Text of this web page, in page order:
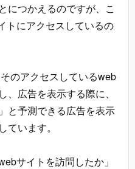
につかえるのですが、こ
トにアクセスしているの
のアクセスしているweb
広告を表示する際に、
と予測できる広告を表示
います。
サイトを訪問したか」